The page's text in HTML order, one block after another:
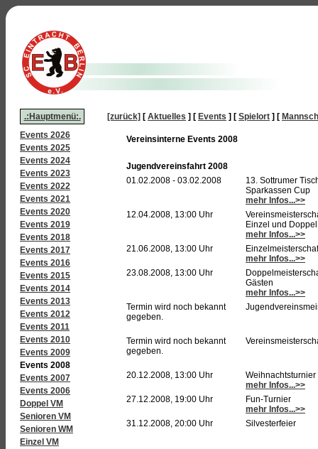
.:Hauptmenü:. [zurück] [ Aktuelles ] [ Events ] [ Spielort ] [
Events 2026
Events 2025
Events 2024
Events 2023
Events 2022
Events 2021
Events 2020
Events 2019
Events 2018
Events 2017
Events 2016
Events 2015
Events 2014
Events 2013
Events 2012
Events 2011
Events 2010
Events 2009
Events 2008
Events 2007
Events 2006
Doppel VM
Senioren VM
Senioren WM
Einzel VM
Vereinsinterne Events 2008
Jugendvereinsfahrt 2008
01.02.2008 - 03.02.2008
13. Sottrumer
Sparkassen Cup
mehr Infos...>>
12.04.2008, 13:00 Uhr
Einzel und Doppel
mehr Infos...>>
21.06.2008, 13:00 Uhr
mehr Infos...>>
23.08.2008, 13:00 Uhr
Gästen
mehr Infos...>>
Termin wird noch bekannt
gegeben.
Termin wird noch bekannt
gegeben.
20.12.2008, 13:00 Uhr
Weihnachtsturnier
mehr Infos...>>
27.12.2008, 19:00 Uhr
Fun-Turnier
mehr Infos...>>
31.12.2008, 20:00 Uhr
Silvesterfeier